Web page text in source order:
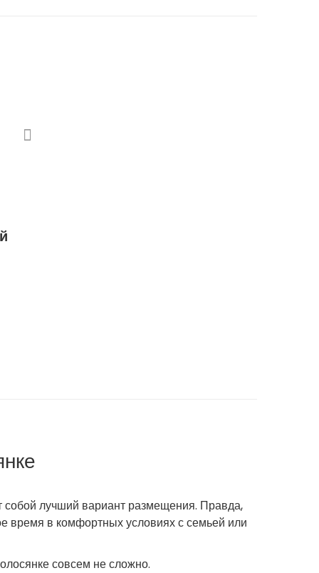
собой лучший вариант размещения. Правда,
время в комфортных условиях с семьей или
совсем не сложно.